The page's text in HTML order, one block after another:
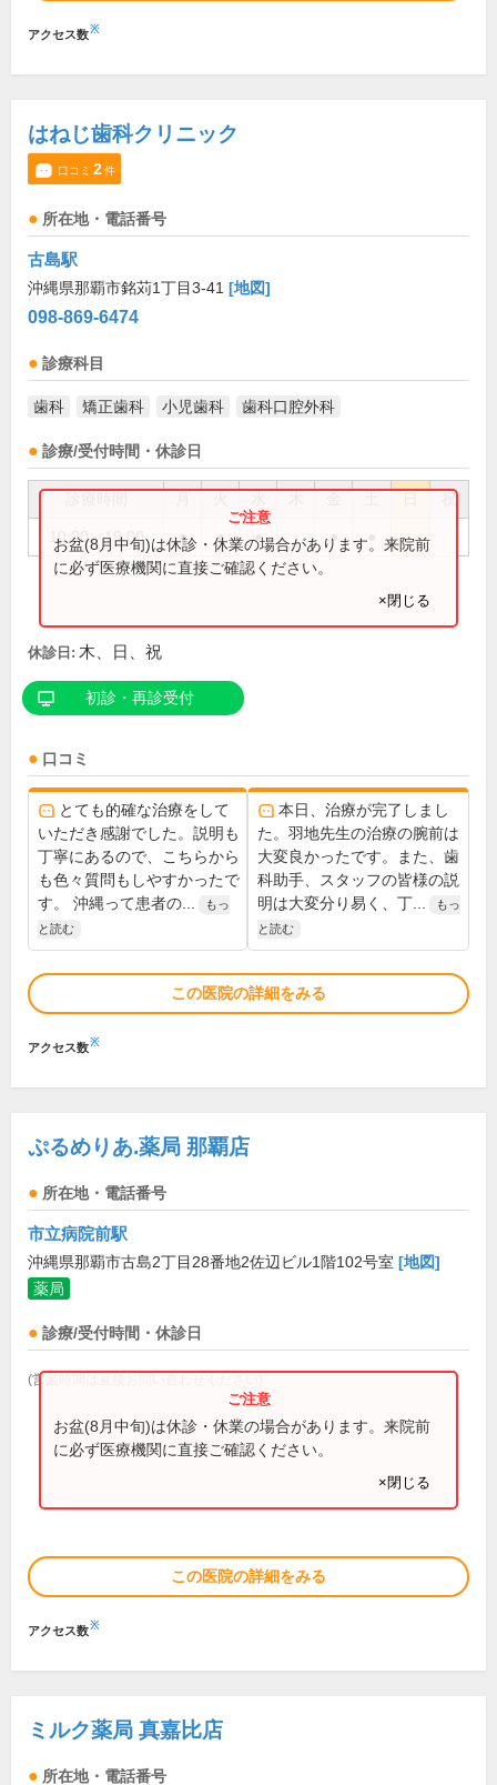
アクセス数※
はねじ歯科クリニック
口コミ 2件
所在地・電話番号
古島駅
沖縄県那覇市銘苅1丁目3-41 [地図]
098-869-6474
診療科目
歯科 矯正歯科 小児歯科 歯科口腔外科
診療/受付時間・休診日
祝
10:00～19:00 ● ● ● ●
お盆(8月中旬)は休診・休業の場合があります。来院前
に必ず医療機関に直接ご確認ください。
×閉じる
休診日: 木、日、祝
初診・再診受付
口コミ
とても的確な治療をして
いただき感謝でした。説明も
丁寧にあるので、こちらから
も色々質問もしやすかったで
す。 沖縄って患者の...
もっ
と読む
本日、治療が完了しまし
た。羽地先生の治療の腕前は
大変良かったです。また、歯
科助手、スタッフの皆様の説
明は大変分り易く、丁...
もっ
と読む
この医院の詳細をみる
アクセス数※
ぷるめりあ.薬局 那覇店
所在地・電話番号
市立病院前駅
沖縄県那覇市古島2丁目28番地2佐辺ビル1階102号室 [地図]
薬局
診療/受付時間・休診日
(営業時間は直接お問い合わせください)
お盆(8月中旬)は休診・休業の場合があります。来院前
に必ず医療機関に直接ご確認ください。
×閉じる
この医院の詳細をみる
アクセス数※
ミルク薬局 真嘉比店
所在地・電話番号